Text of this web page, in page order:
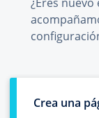
Crea una